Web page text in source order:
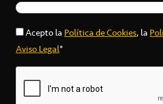
Acepto laPolítica de Cookies, la
Aviso Legal*